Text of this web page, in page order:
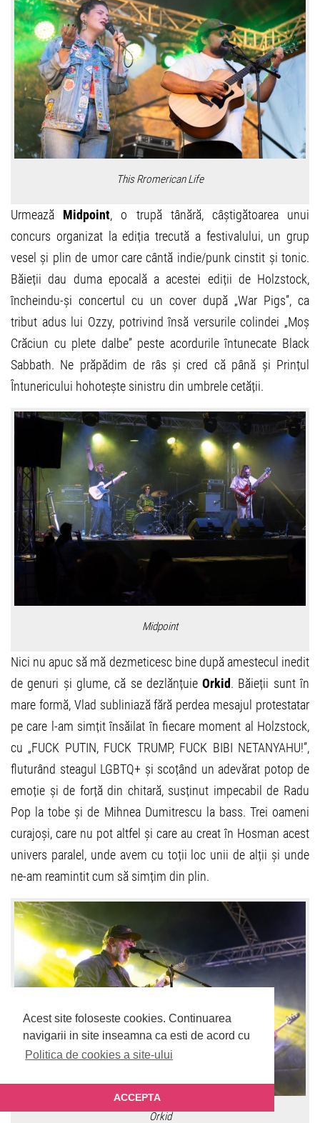
Acest site foloseste cookies. Continuarea
navigarii in site inseamna ca esti de acord cu
Politica de cookies a site-ului
ACCEPTA
This Rromerican Life
Urmează Midpoint, o trupă tânără, câștigătoarea unui
concurs organizat la ediția trecută a festivalului, un grup
vesel și plin de umor care cântă indie/punk cinstit și tonic.
Băieții dau duma epocală a acestei ediții de Holzstock,
încheindu-și concertul cu un cover după „War Pigs”, ca
tribut adus lui Ozzy, potrivind însă versurile colindei „Moș
Crăciun cu plete dalbe” peste acordurile întunecate Black
Sabbath. Ne prăpădim de râs și cred că până și Prințul
Întunericului hohotește sinistru din umbrele cetății.
Midpoint
Nici nu apuc să mă dezmeticesc bine după amestecul inedit
de genuri și glume, că se dezlănțuieOrkid. Băieții sunt în
mare formă, Vlad subliniază fără perdea mesajul protestatar
pe care l-am simțit însăilat în fiecare moment al Holzstock,
cu „FUCK PUTIN, FUCK TRUMP, FUCK BIBI NETANYAHU!”,
fluturând steagul LGBTQ+ și scoțând un adevărat potop de
emoție și de forță din chitară, susținut impecabil de Radu
Pop la tobe și de Mihnea Dumitrescu la bass. Trei oameni
curajoși, care nu pot altfel și care au creat în Hosman acest
univers paralel, unde avem cu toții loc unii de alții și unde
ne-am reamintit cum să simțim din plin.
Orkid